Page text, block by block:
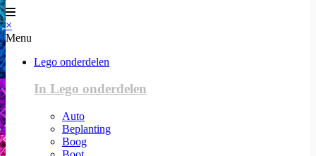
×
Menu
Lego onderdelen
In Lego onderdelen
Auto
Beplanting
Boog